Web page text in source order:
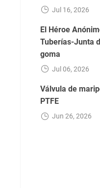
Jul 16, 2026
El Héroe
Tuberías-Junta
goma
Jul 06, 2026
Válvula de
PTFE
Jun 26, 2026